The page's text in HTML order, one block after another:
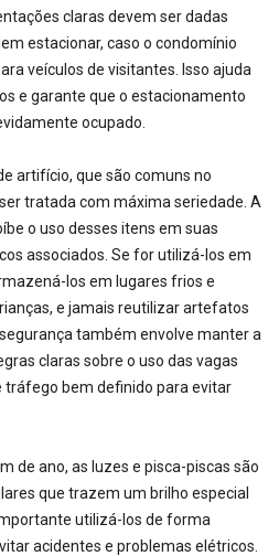
claras devem ser dadas
estacionar, caso o condomínio
veículos de visitantes. Isso ajuda
e garante que o estacionamento
ocupado.
artifício, que são comuns no
tratada com máxima seriedade. A
o uso desses itens em suas
associados. Se for utilizá-los em
los em lugares frios e
e jamais reutilizar artefatos
também envolve manter a
claras sobre o uso das vagas
tráfego bem definido para evitar
de ano, as luzes e pisca-piscas são
que trazem um brilho especial
utilizá-los de forma
acidentes e problemas elétricos.